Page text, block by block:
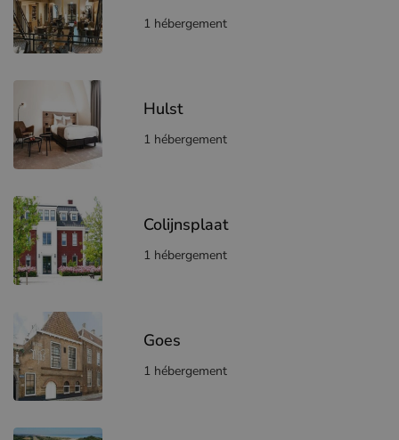
1 hébergement
Hulst
1 hébergement
Colijnsplaat
1 hébergement
Goes
1 hébergement